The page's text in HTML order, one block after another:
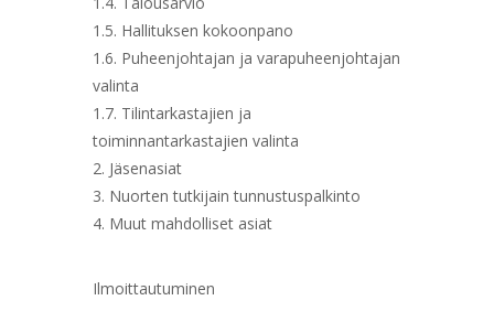
1.5. Hallituksen kokoonpano
1.6. Puheenjohtajan ja varapuheenjohtajan
valinta
1.7. Tilintarkastajien ja
toiminnantarkastajien valinta
2. Jäsenasiat
3. Nuorten tutkijain tunnustuspalkinto
4. Muut mahdolliset asiat
Ilmoittautuminen